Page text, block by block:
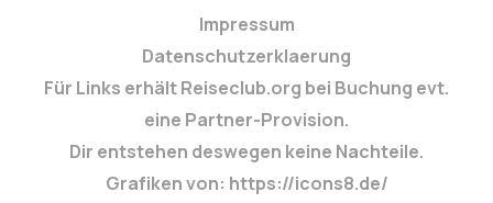
Impressum
Datenschutzerklaerung
Für Links erhält Reiseclub.org bei Buchung evt.
eine Partner-Provision.
Dir entstehen deswegen keine Nachteile.
Grafiken von: https://icons8.de/